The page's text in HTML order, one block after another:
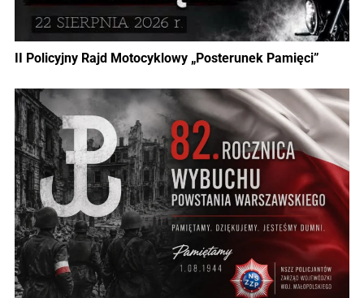
II Policyjny Rajd Motocyklowy „Posterunek Pamięci”